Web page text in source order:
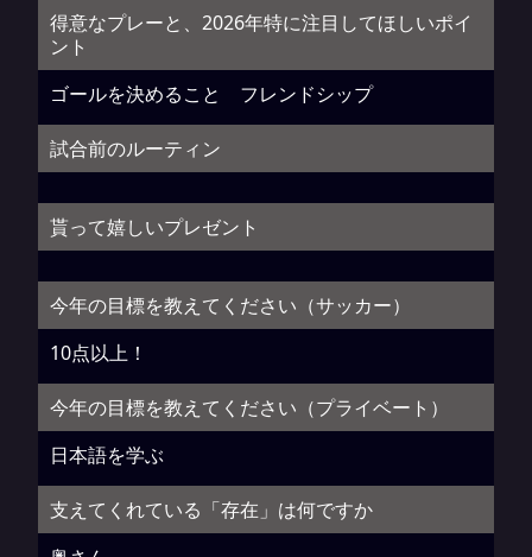
得意なプレーと、2026年特に注目してほしいポイ
ント
ゴールを決めること フレンドシップ
試合前のルーティン
貰って嬉しいプレゼント
今年の目標を教えてください（サッカー）
10点以上！
今年の目標を教えてください（プライベート）
日本語を学ぶ
支えてくれている「存在」は何ですか